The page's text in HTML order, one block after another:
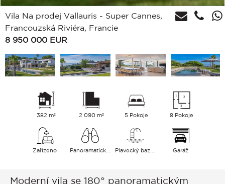
Vila Na prodej Vallauris - Super Cannes,
Francouzská Riviéra, Francie
8 950 000 EUR
382 m² 2 090 m² 5 Pokoje 8 Pokoje
Zařízeno Garáž
Moderní vila se 180° panoramatickým